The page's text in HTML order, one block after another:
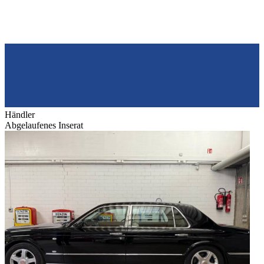
Händler
Abgelaufenes Inserat